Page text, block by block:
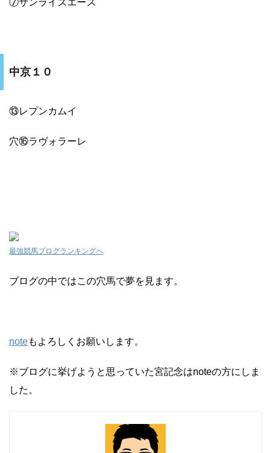
⑦サンライズエース
中京１０
⑬レプンカムイ
穴⑯ラヴォラーレ
最強競馬ブログランキングへ
ブログの中ではこの穴馬で夢を見ます。
noteもよろしくお願いします。
※ブログに挙げようと思っていた宮記念はnoteの方にしま
した。